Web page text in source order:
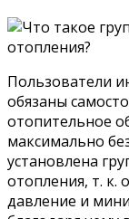
Пользователи
обязаны
отопительное
максимально
установлена
отопления, т. к.
давление и